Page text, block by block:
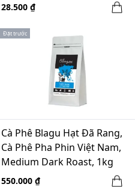
28.500 ₫
Đặt trước
Cà Phê Blagu Hạt Đã Rang,
Cà Phê Pha Phin Việt Nam,
Medium Dark Roast, 1kg
550.000 ₫